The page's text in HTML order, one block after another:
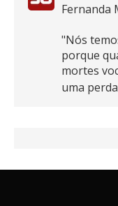
Fernanda
"Nós
porque
mortes
uma